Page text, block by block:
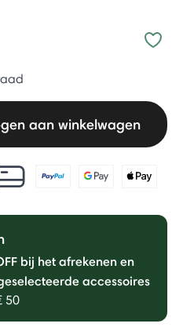
aan winkelwagen
bij het afrekenen en
accessoires
50